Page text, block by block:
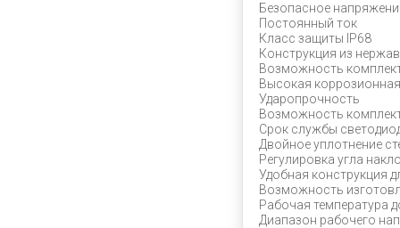
Безопасное
Постоянный ток
Класс защиты IP68
Конструкция из
Возможность
Высокая
Ударопрочность
Возможность
Срок службы
Двойное уплотнение
Регулировка угла
Удобная конструкция
Возможность
Рабочая температура
Диапазон рабочего